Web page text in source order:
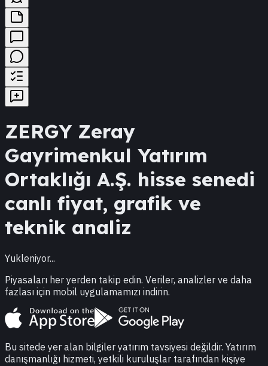
ZERGY Zeray
Gayrimenkul Yatırım
Ortaklığı A.Ş. hisse senedi
canlı fiyat, grafik ve
teknik analiz
Yukleniyor...
Piyasaları her yerden takip edin. Veriler, analizler ve daha
fazlası için mobil uygulamamızı indirin.
Bu sitede yer alan bilgiler yatırım tavsiyesi değildir. Yatırım
danışmanlığı hizmeti, yetkili kuruluşlar tarafından kişiye